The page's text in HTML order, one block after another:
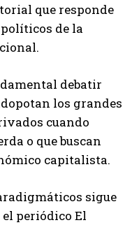
que responde
de la
debatir
los grandes
cuando
o que buscan
capitalista.
sigue
periódico El